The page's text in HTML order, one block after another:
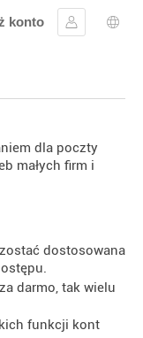
konto
Zaloguj się
dla poczty
małych firm i
dostosowana
darmo, tak wielu
funkcji kont